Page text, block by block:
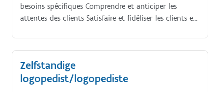
besoins spécifiques Comprendre et anticiper les
attentes des clients Satisfaire et fidéliser les clients en
Approfondir vos connaissances sur la gamme de
produits par des formations proposées 2x/semaine
par notre client Explorer et essayer de nouvelles
Zelfstandige
logopedist/logopediste